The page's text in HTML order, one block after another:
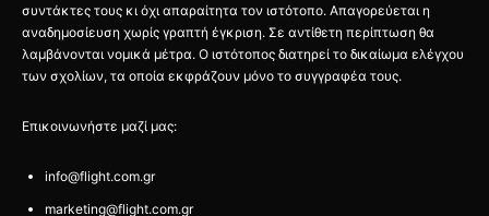
συντάκτες τους κι όχι απαραίτητα τον ιστότοπο. Απαγορεύεται η
αναδημοσίευση χωρίς γραπτή έγκριση. Σε αντίθετη περίπτωση θα
λαμβάνονται νομικά μέτρα. Ο ιστότοπος διατηρεί το δικαίωμα ελέγχου
των σχολίων, τα οποία εκφράζουν μόνο το συγγραφέα τους.
Επικοινωνήστε μαζί μας:
info@flight.com.gr
marketing@flight.com.gr